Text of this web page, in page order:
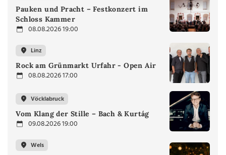
Pauken und Pracht – Festkonzert im
Schloss Kammer
08.08.2026 19:00
Linz
Rock am Grünmarkt Urfahr - Open Air
08.08.2026 17:00
Vöcklabruck
Vom Klang der Stille – Bach & Kurtág
09.08.2026 19:00
Wels